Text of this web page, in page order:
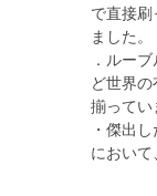
で直接
ました。
．ルー
ど世界
揃ってい
・傑出
におい